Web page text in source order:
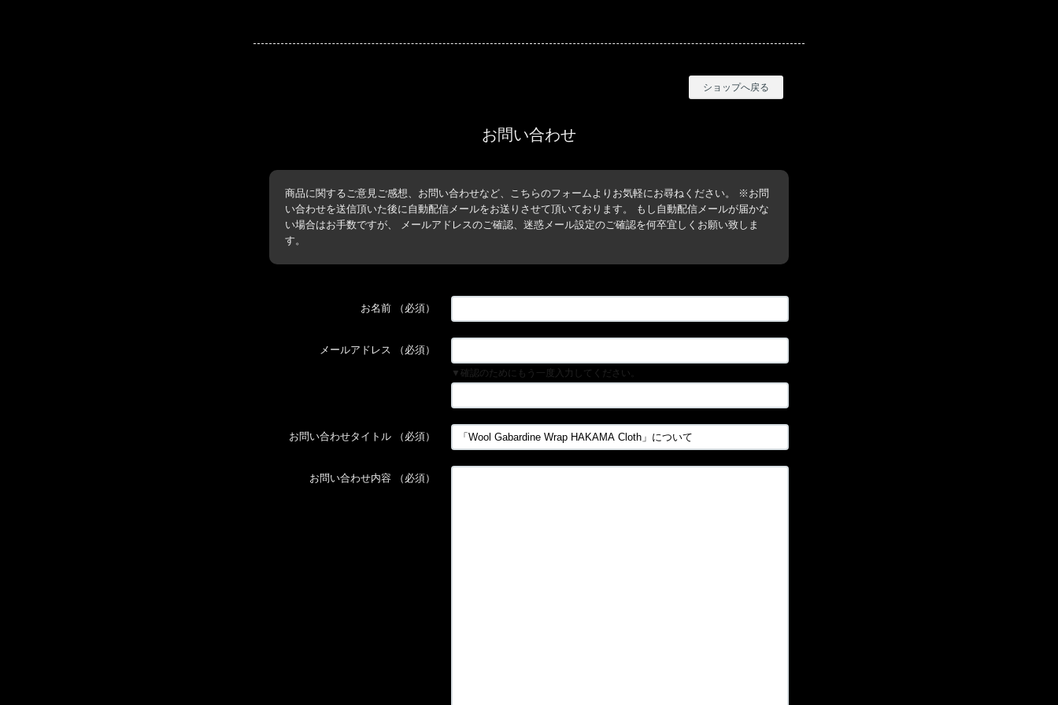
ショップへ戻る
お問い合わせ
商品に関するご意見ご感想、お問い合わせなど、こちらのフォームよりお気軽にお尋ねください。 ※お問
い合わせを送信頂いた後に自動配信メールをお送りさせて頂いております。 もし自動配信メールが届かな
い場合はお手数ですが、 メールアドレスのご確認、迷惑メール設定のご確認を何卒宜しくお願い致しま
す。
お名前 （必須）
メールアドレス （必須）
▼確認のためにもう一度入力してください。
お問い合わせタイトル （必須）
お問い合わせ内容 （必須）